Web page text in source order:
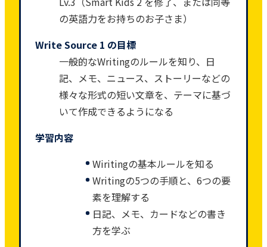
の英語力をお持ちのお子さま）
Write Source 1 の目標
一般的なWritingのルールを知り、日
記、メモ、ニュース、ストーリーなどの
様々な形式の短い文章を、テーマに基づ
いて作成できるようになる
学習内容
Wiritingの基本ルールを知る
Writingの5つの手順と、6つの要
素を理解する
日記、メモ、カードなどの書き
方を学ぶ